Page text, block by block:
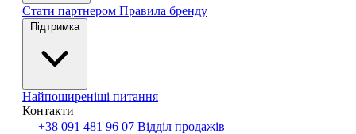
Стати партнером Правила бренду
Підтримка
Найпоширеніші питання
Контакти
+38 091 481 96 07 Відділ продажів